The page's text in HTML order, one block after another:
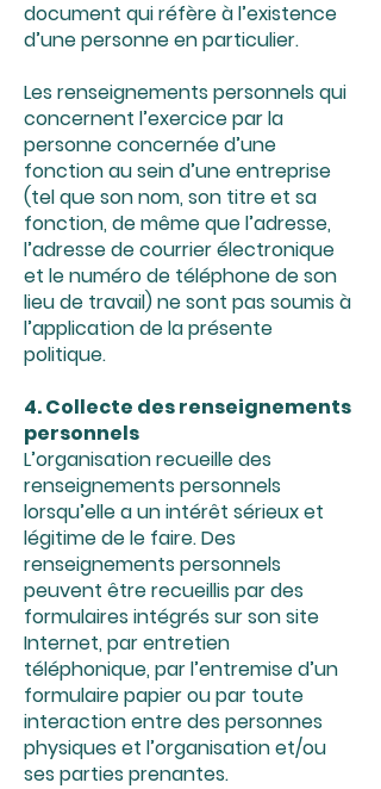
document qui réfère à l’existence
d’une personne en particulier.
Les renseignements personnels qui
concernent l’exercice par la
personne concernée d’une
fonction au sein d’une entreprise
(tel que son nom, son titre et sa
fonction, de même que l’adresse,
l’adresse de courrier électronique
et le numéro de téléphone de son
lieu de travail) ne sont pas soumis à
l’application de la présente
politique.
4. Collecte des renseignements
personnels
L’organisation recueille des
renseignements personnels
lorsqu’elle a un intérêt sérieux et
légitime de le faire. Des
renseignements personnels
peuvent être recueillis par des
formulaires intégrés sur son site
Internet, par entretien
téléphonique, par l’entremise d’un
formulaire papier ou par toute
interaction entre des personnes
physiques et l’organisation et/ou
ses parties prenantes.